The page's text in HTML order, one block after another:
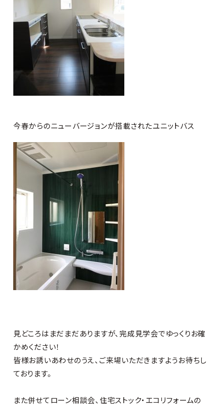
今春からのニューバージョンが搭載されたユニットバス
見どころはまだまだありますが、完成見学会でゆっくりお確
かめください！
皆様お誘いあわせのうえ、ご来場いただきますようお待ちし
ております。
また併せてローン相談会、住宅ストック・エコリフォームの